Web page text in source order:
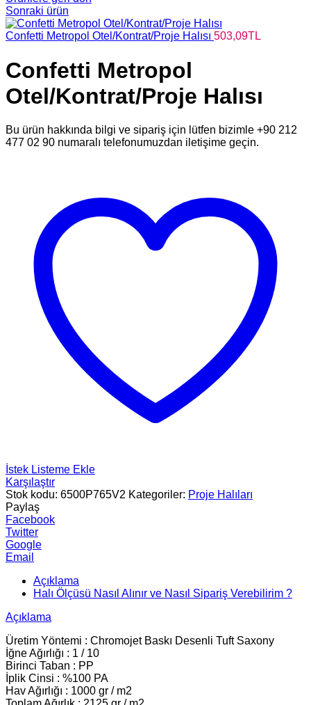
Sonraki ürün
Confetti Metropol Otel/Kontrat/Proje Halısı 503,09TL
Confetti Metropol
Otel/Kontrat/Proje Halısı
Bu ürün hakkında bilgi ve sipariş için lütfen bizimle +90 212
477 02 90 numaralı telefonumuzdan iletişime geçin.
İstek Listeme Ekle
Karşılaştır
Stok kodu: 6500P765V2 Kategoriler: Proje Halıları
Paylaş
Facebook
Twitter
Google
Email
Açıklama
Halı Ölçüsü Nasıl Alınır ve Nasıl Sipariş Verebilirim ?
Açıklama
Üretim Yöntemi : Chromojet Baskı Desenli Tuft Saxony
İğne Ağırlığı : 1 / 10
Birinci Taban : PP
İplik Cinsi : %100 PA
Hav Ağırlığı : 1000 gr / m2